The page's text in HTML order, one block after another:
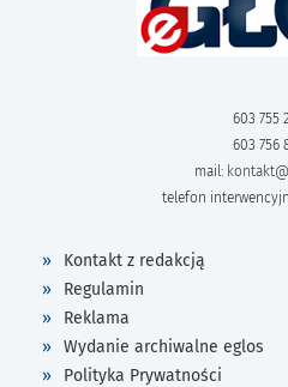
603 755
603 756
mail:
telefon
Kontakt z redakcją
Regulamin
Reklama
Wydanie archiwalne eglos
Polityka Prywatności